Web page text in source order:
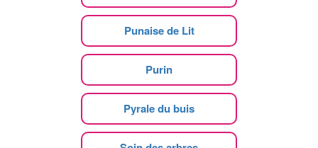
Punaise de Lit
Purin
Pyrale du buis